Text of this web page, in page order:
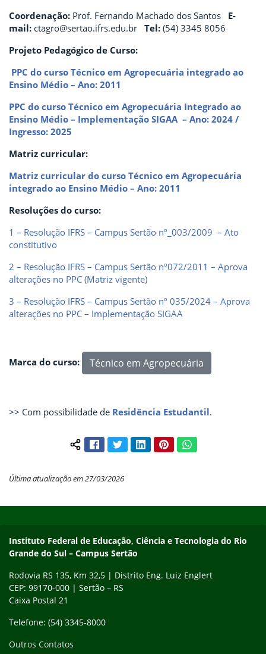
Coordenação: Prof. Fernando Machado dos Santos E-
mail: ctagro@sertao.ifrs.edu.br Tel: (54) 3345 8056
Projeto Pedagógico de Curso:
PPC do curso Técnico em Agropecuária integrado ao
Ensino Médio – Ano: 2011
PPC do curso Técnico em Agropecuária Integrado ao
Ensino Médio – Implementação SIGAA – Ano: 2024 /
Ingresso: 2025
Matriz curricular:
Matriz curricular do curso Técnico em Agropecuária
integrado ao Ensino Médio – Ano: 2011
Resoluções do curso:
1 – Resolução IFRS – Campus Sertão nº_003/2009 – Ato
constitutivo
2 – Resolução IFRS – Campus Sertão nº072/2011 – Aprova
alterações no PPC (Matriz vigente)
3 – Resolução IFRS – Campus Sertão nº 035/2024 – Aprova
alterações no PPC – Implementação SIGAA
Marca do curso: Técnico em Agropecuária
>> Com possibilidade de Residência Estudantil.
Compartilhar conteúdo:
FacebookTwitterLinkedInPinterestWhatsApp
Última atualização em 27/03/2026
Instituto Federal de Educação, Ciência e Tecnologia do Rio
Grande do Sul – Campus Sertão
Rodovia RS 135, Km 32,5 | Distrito Eng. Luiz Englert
CEP: 99170-000 | Sertão – RS
Caixa Postal 21
Telefone: (54) 3345-8000
Outros Contatos